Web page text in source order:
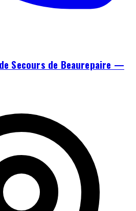
Secours de Beaurepaire —